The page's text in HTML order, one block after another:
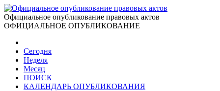
Официальное опубликование правовых актов
ОФИЦИАЛЬНОЕ ОПУБЛИКОВАНИЕ
Сегодня
Неделя
Месяц
ПОИСК
КАЛЕНДАРЬ ОПУБЛИКОВАНИЯ